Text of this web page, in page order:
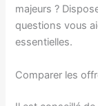
majeurs ?
questions vous
essentielles.
Comparer les